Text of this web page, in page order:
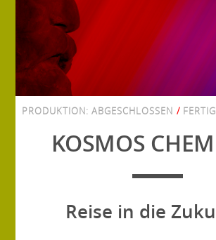
PRODUKTION: ABGESCHLOSSEN /
KOSMOS
Reise in die